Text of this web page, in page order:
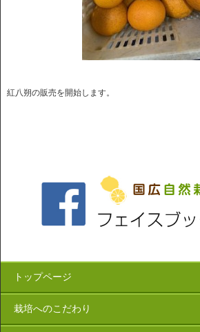
紅八朔の販売を開始します。
トップページ
栽培へのこだわり